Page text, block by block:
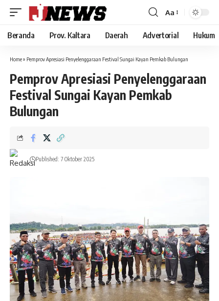
Font
Resizer
Aa
Beranda Prov. Kaltara Daerah Advertorial Hukum
Home» Pemprov Apresiasi Penyelenggaraan Festival Sungai Kayan Pemkab Bulungan
Pemprov Apresiasi Penyelenggaraan
Festival Sungai Kayan Pemkab
Bulungan
Published: 7 Oktober 2025